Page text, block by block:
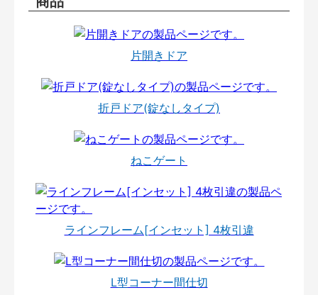
片開きドア
折戸ドア(錠なしタイプ)
ねこゲート
ラインフレーム[インセット] 4枚引違
L型コーナー間仕切